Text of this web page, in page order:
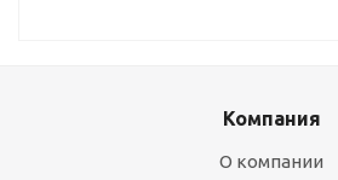
Компания
О компании